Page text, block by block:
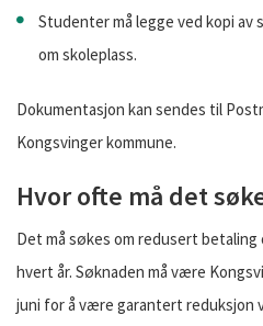
Studenter må legge ved kopi
om skoleplass.
Dokumentasjon kan sendes til
Kongsvinger kommune.
Hvor ofte må det
Det må søkes om redusert
hvert år. Søknaden må være
juni for å være garantert reduksjon